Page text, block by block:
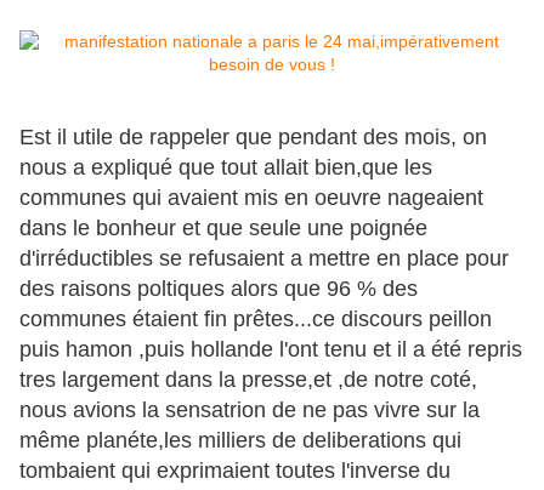
Est il utile de rappeler que pendant des mois, on
nous a expliqué que tout allait bien,que les
communes qui avaient mis en oeuvre nageaient
dans le bonheur et que seule une poignée
d'irréductibles se refusaient a mettre en place pour
des raisons poltiques alors que 96 % des
communes étaient fin prêtes...ce discours peillon
puis hamon ,puis hollande l'ont tenu et il a été repris
tres largement dans la presse,et ,de notre coté,
nous avions la sensatrion de ne pas vivre sur la
même planéte,les milliers de deliberations qui
tombaient qui exprimaient toutes l'inverse du